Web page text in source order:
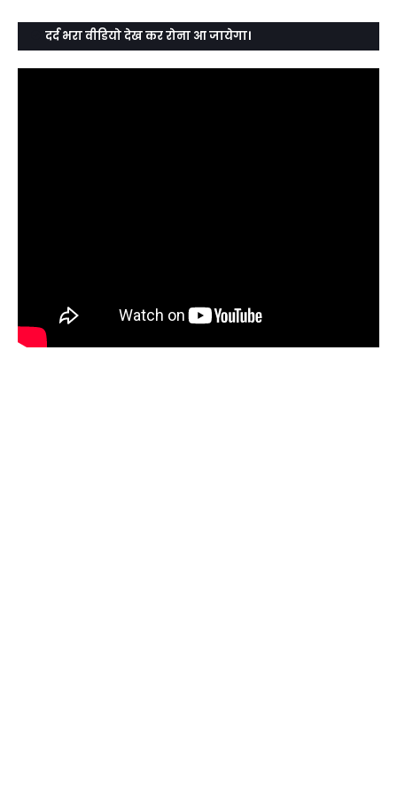
दर्द भरा वीडियो देख कर रोना आ जायेगा।